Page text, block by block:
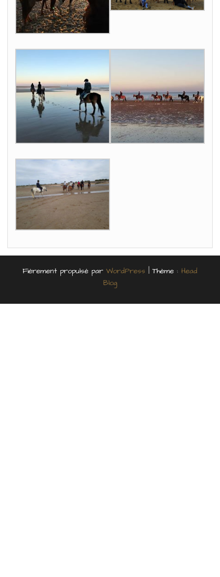
Fièrement propulsé par WordPress Thème : Head
Blog